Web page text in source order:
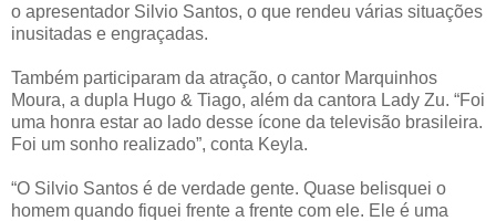
o apresentador Silvio Santos, o que rendeu várias situações
inusitadas e engraçadas.
Também participaram da atração, o cantor Marquinhos
Moura, a dupla Hugo & Tiago, além da cantora Lady Zu. “Foi
uma honra estar ao lado desse ícone da televisão brasileira.
Foi um sonho realizado”, conta Keyla.
“O Silvio Santos é de verdade gente. Quase belisquei o
homem quando fiquei frente a frente com ele. Ele é uma